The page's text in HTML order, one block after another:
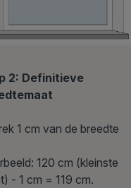
2: Definitieve
1 cm van de breedte
120 cm (kleinste
- 1 cm = 119 cm.